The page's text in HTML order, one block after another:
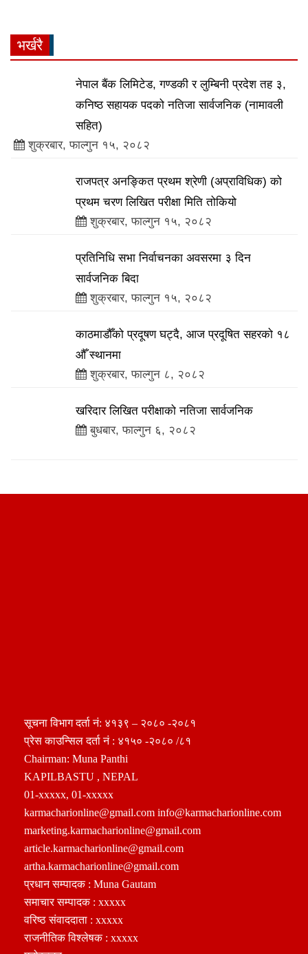
भर्खरै
नेपाल बैंक लिमिटेड, गण्डकी र लुम्बिनी प्रदेश तह ३,
कनिष्ठ सहायक पदको नतिजा सार्वजनिक (नामावली
सहित)
शुक्रबार, फाल्गुन १५, २०८२
राजपत्र अनङ्कित प्रथम श्रेणी (अप्राविधिक) को
प्रथम चरण लिखित परीक्षा मिति तोकियो
शुक्रबार, फाल्गुन १५, २०८२
प्रतिनिधि सभा निर्वाचनका अवसरमा ३ दिन
सार्वजनिक बिदा
शुक्रबार, फाल्गुन १५, २०८२
काठमाडौँको प्रदूषण घट्दै, आज प्रदूषित सहरको १८
औँ स्थानमा
शुक्रबार, फाल्गुन ८, २०८२
खरिदार लिखित परीक्षाको नतिजा सार्वजनिक
बुधबार, फाल्गुन ६, २०८२
सूचना विभाग दर्ता नं: ४१३९ – २०८० -२०८१
प्रेस काउन्सिल दर्ता नं : ४१५० -२०८० /८१
Chairman: Muna Panthi
KAPILBASTU , NEPAL
01-xxxxx, 01-xxxxx
karmacharionline@gmail.com info@karmacharionline.com
marketing.karmacharionline@gmail.com
article.karmacharionline@gmail.com
artha.karmacharionline@gmail.com
प्रधान सम्पादक : Muna Gautam
समाचार सम्पादक : xxxxx
वरिष्ठ संवाददाता : xxxxx
राजनीतिक विश्लेषक : xxxxx